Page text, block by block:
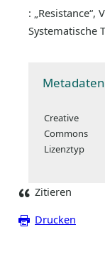
:
Systematische
Metadaten
Creative
Commons
Lizenztyp
Zitieren
Drucken